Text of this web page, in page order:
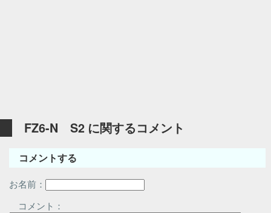
FZ6-N S2 に関するコメント
コメントする
お名前：
コメント：